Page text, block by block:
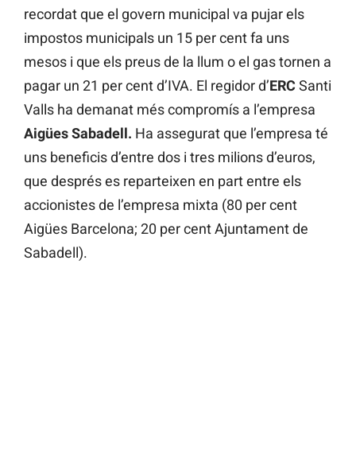
recordat que el govern municipal va pujar els
impostos municipals un 15 per cent fa uns
mesos i que els preus de la llum o el gas tornen a
pagar un 21 per cent d’IVA. El regidor d’ERC Santi
Valls ha demanat més compromís a l’empresa
Aigües Sabadell. Ha assegurat que l’empresa té
uns beneficis d’entre dos i tres milions d’euros,
que després es reparteixen en part entre els
accionistes de l’empresa mixta (80 per cent
Aigües Barcelona; 20 per cent Ajuntament de
Sabadell).